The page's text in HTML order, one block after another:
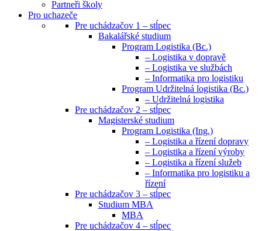
Partneři školy
Pro uchazeče
Pre uchádzačov 1 – stĺpec
Bakalářské studium
Program Logistika (Bc.)
– Logistika v dopravě
– Logistika ve službách
– Informatika pro logistiku
Program Udržitelná logistika (Bc.)
– Udržitelná logistika
Pre uchádzačov 2 – stĺpec
Magisterské studium
Program Logistika (Ing.)
– Logistika a řízení dopravy
– Logistika a řízení výroby
– Logistika a řízení služeb
– Informatika pro logistiku a
řízení
Pre uchádzačov 3 – stĺpec
Studium MBA
MBA
Pre uchádzačov 4 – stĺpec